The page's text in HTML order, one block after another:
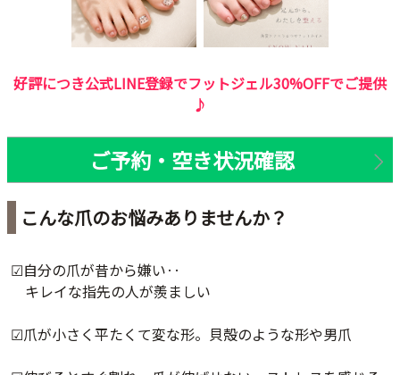
好評につき公式LINE登録でフットジェル30%OFFでご提供
♪
ご予約・空き状況確認
こんな爪のお悩みありませんか？
☑︎自分の爪が昔から嫌い‥
キレイな指先の人が羨ましい
☑︎爪が小さく平たくて変な形。貝殻のような形や男爪